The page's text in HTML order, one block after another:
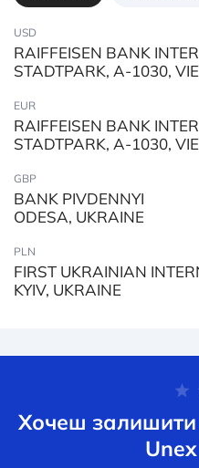
USD
RAIFFEISEN BANK
STADTPARK, A-1030,
EUR
RAIFFEISEN BANK
STADTPARK, A-1030,
GBP
BANK PIVDENNYI
ODESA, UKRAINE
PLN
FIRST UKRAINIAN
KYIV, UKRAINE
Хочеш залишити